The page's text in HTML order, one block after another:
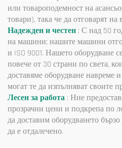
или товароподемност на
товари), така че да отговарят
Надежден и честен : С над 50
на машини; нашите машини
и ISO 9001. Нашето оборудване
повече от 30 страни по света,
доставяме оборудване навреме
могат те да изпълняват своите
Лесен за работа : Ние
прозрачни цени и подкрепа по
да доставим оборудването
да е отдалечено.